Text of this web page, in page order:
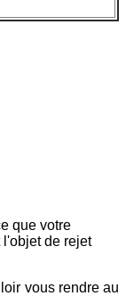
que votre
de rejet
vous rendre au